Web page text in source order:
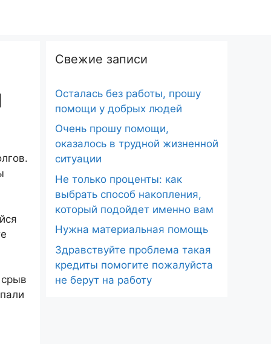
Свежие записи
Осталась без работы, прошу
помощи у добрых людей
Очень прошу помощи,
оказалось в трудной жизненной
ситуации
Не только проценты: как
выбрать способ накопления,
который подойдет именно вам
Нужна материальная помощь
Здравствуйте проблема такая
кредиты помогите пожалуйста
не берут на работу